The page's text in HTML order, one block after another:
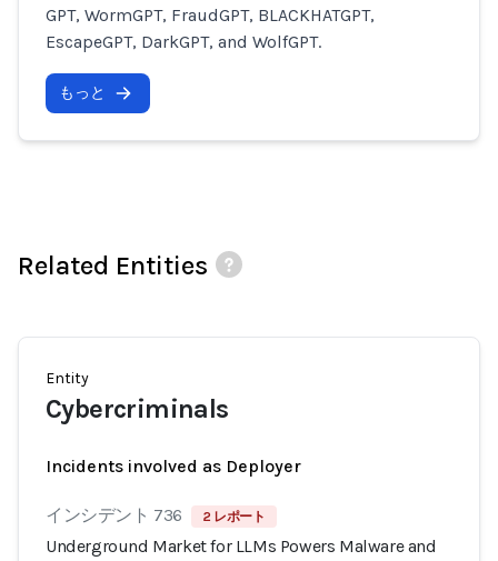
GPT, WormGPT, FraudGPT, BLACKHATGPT,
EscapeGPT, DarkGPT, and WolfGPT.
もっと
Related Entities
Entity
Cybercriminals
Incidents involved as Deployer
インシデント 736 2 レポート
Underground Market for LLMs Powers Malware and